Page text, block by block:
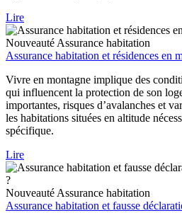
Lire
Nouveauté Assurance habitation
Assurance habitation et résidences en
Vivre en montagne implique des
qui influencent la protection de son
importantes, risques d’avalanches et
les habitations situées en altitude
spécifique.
Lire
Nouveauté Assurance habitation
Assurance habitation et fausse